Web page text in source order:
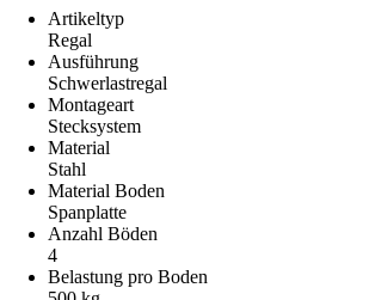
Artikeltyp
Regal
Ausführung
Schwerlastregal
Montageart
Stecksystem
Material
Stahl
Material Boden
Spanplatte
Anzahl Böden
4
Belastung pro Boden